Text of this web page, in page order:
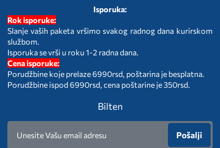
Isporuka:
Rok isporuke:
Slanje vaših paketa vršimo svakog radnog dana kurirskom
službom.
Isporuka se vrši u roku 1-2 radna dana.
Cena isporuke:
Porudžbine koje prelaze 6990rsd, poštarina je besplatna.
Porudžbine ispod 6990rsd, cena poštarine je 350rsd.
Bilten
Pošalji